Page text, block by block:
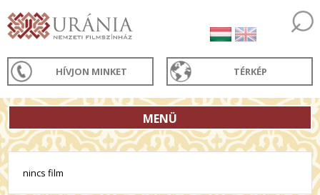
HÍVJON MINKET TÉRKÉP
MENÜ
nincs film